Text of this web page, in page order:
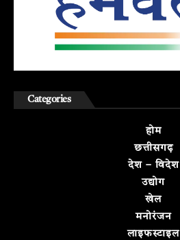
Categories
होम
छत्तीसगढ़
देश – विदेश
उद्योग
खेल
मनोरंजन
लाइफस्टाइल